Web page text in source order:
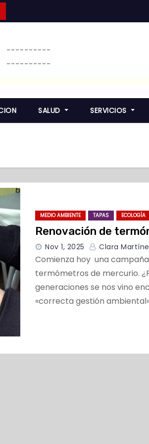
----------
----------
SALUD SERVICIOS
MEDIO AMBIENTE TAPAS ECOLOGÍA
Renovación de
Nov 1, 2025 Clara
Comienza hoy una
termómetros de mercurio.
generaciones se nos vino
«correcta gestión